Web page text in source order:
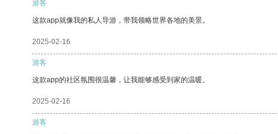
游客
这款app就像我的私人导游，带我领略世界各地的美景。
2025-02-16
游客
这款app的社区氛围很温馨，让我能够感受到家的温暖。
2025-02-16
游客